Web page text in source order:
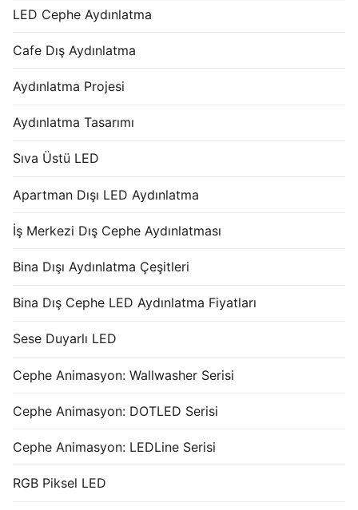
LED Cephe Aydınlatma
Cafe Dış Aydınlatma
Aydınlatma Projesi
Aydınlatma Tasarımı
Sıva Üstü LED
Apartman Dışı LED Aydınlatma
İş Merkezi Dış Cephe Aydınlatması
Bina Dışı Aydınlatma Çeşitleri
Bina Dış Cephe LED Aydınlatma Fiyatları
Sese Duyarlı LED
Cephe Animasyon: Wallwasher Serisi
Cephe Animasyon: DOTLED Serisi
Cephe Animasyon: LEDLine Serisi
RGB Piksel LED